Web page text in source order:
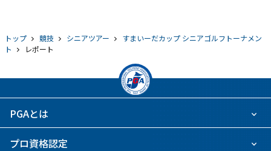
トップ 競技 シニアツアー
すまいーだカップ シニアゴルフトーナメン
ト
レポート
PGAとは
プロ資格認定